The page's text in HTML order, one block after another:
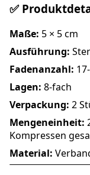
✅
Maße: 5 × 5 cm
Ausführung:
Fadenanzahl:
Lagen: 8-fach
Verpackung: 2
Mengeneinheit:
Kompressen
Material: